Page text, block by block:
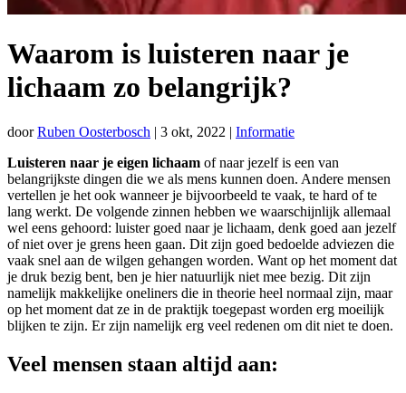
Waarom is luisteren naar je
lichaam zo belangrijk?
doorRuben Oosterbosch | 3 okt, 2022 | Informatie
Luisteren naar je eigen lichaam of naar jezelf is een van
belangrijkste dingen die we als mens kunnen doen. Andere mensen
vertellen je het ook wanneer je bijvoorbeeld te vaak, te hard of te
lang werkt. De volgende zinnen hebben we waarschijnlijk allemaal
wel eens gehoord: luister goed naar je lichaam, denk goed aan jezelf
of niet over je grens heen gaan. Dit zijn goed bedoelde adviezen die
vaak snel aan de wilgen gehangen worden. Want op het moment dat
je druk bezig bent, ben je hier natuurlijk niet mee bezig. Dit zijn
namelijk makkelijke oneliners die in theorie heel normaal zijn, maar
op het moment dat ze in de praktijk toegepast worden erg moeilijk
blijken te zijn. Er zijn namelijk erg veel redenen om dit niet te doen.
Veel mensen staan altijd aan: